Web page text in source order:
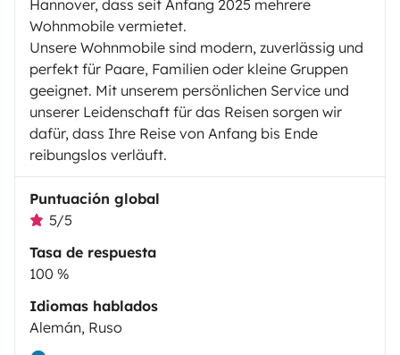
Hannover, dass seit Anfang 2025 mehrere
Wohnmobile vermietet.
Unsere Wohnmobile sind modern, zuverlässig und
perfekt für Paare, Familien oder kleine Gruppen
geeignet. Mit unserem persönlichen Service und
unserer Leidenschaft für das Reisen sorgen wir
dafür, dass Ihre Reise von Anfang bis Ende
reibungslos verläuft.
Puntuación global
5/5
Tasa de respuesta
100 %
Idiomas hablados
Alemán, Ruso